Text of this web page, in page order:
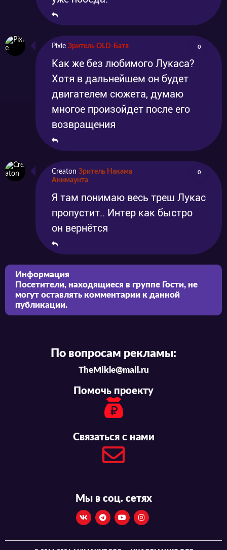
Pixie Зритель OLD-Батя 0
Как же без любимого Лукаса?
Хотя в дальнейшем он будет
двигателем сюжета, думаю
многое произойдет после его
возвращения
Creaton Зритель Накама
Анимаунта
0
Я там понимаю весь треш Лукас
пропустит.. Интер как быстро
он вернётся
Информация
Посетители, находящиеся в группе Гости, не
могут оставлять комментарии к данной
публикации.
По вопросам рекламы:
TheMikle@mail.ru
Помочь проекту
Связаться с нами
Мы в соц. сетях